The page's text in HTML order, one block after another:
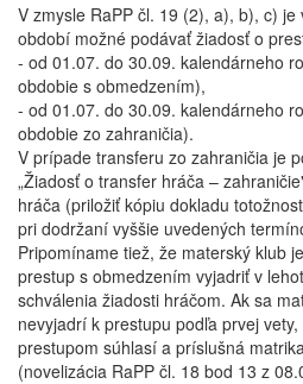
V zmysle RaPP čl. 19 (2), a), b), c)
období možné podávať žiadosť o
- od 01.07. do 30.09. kalendárneho
obdobie s obmedzením),
- od 01.07. do 30.09. kalendárneho
obdobie zo zahraničia).
V prípade transferu zo zahraničia je
„Žiadosť o transfer hráča –
hráča (priložiť kópiu dokladu
pri dodržaní vyššie uvedených
Pripomíname tiež, že materský klub
prestup s obmedzením vyjadriť v
schválenia žiadosti hráčom. Ak sa
nevyjadrí k prestupu podľa prvej
prestupom súhlasí a príslušná
(novelizácia RaPP čl. 18 bod 13 z